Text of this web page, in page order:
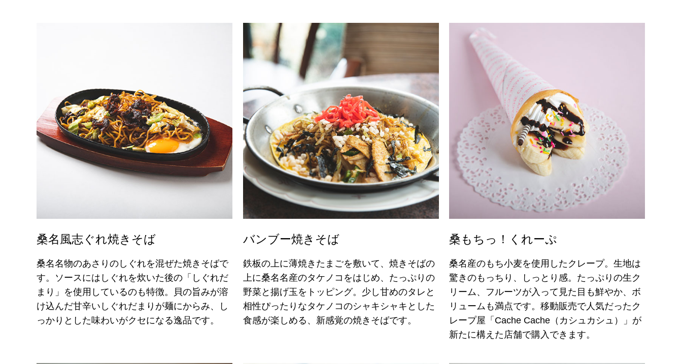
桑名風志ぐれ焼きそば
桑名名物のあさりのしぐれを混ぜた焼きそばで
す。ソースにはしぐれを炊いた後の「しぐれだ
まり」を使用しているのも特徴。貝の旨みが溶
け込んだ甘辛いしぐれだまりが麺にからみ、し
っかりとした味わいがクセになる逸品です。
バンブー焼きそば
鉄板の上に薄焼きたまごを敷いて、焼きそばの
上に桑名名産のタケノコをはじめ、たっぷりの
野菜と揚げ玉をトッピング。少し甘めのタレと
相性ぴったりなタケノコのシャキシャキとした
食感が楽しめる、新感覚の焼きそばです。
桑もちっ！くれーぷ
桑名産のもち小麦を使用したクレープ。生地は
驚きのもっちり、しっとり感。たっぷりの生ク
リーム、フルーツが入って見た目も鮮やか、ボ
リュームも満点です。移動販売で人気だったク
レープ屋「Cache Cache（カシュカシュ）」が
新たに構えた店舗で購入できます。